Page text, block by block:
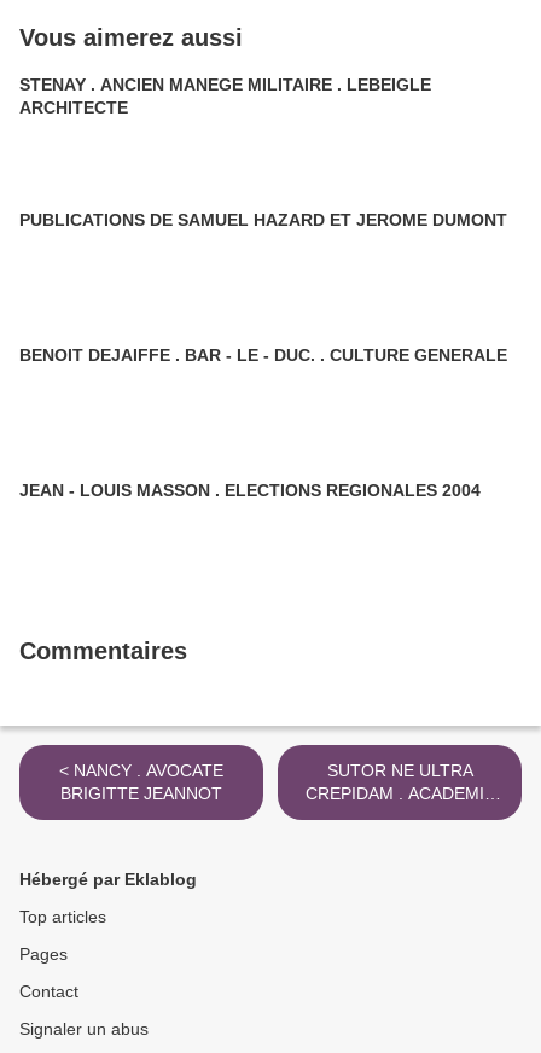
Vous aimerez aussi
STENAY . ANCIEN MANEGE MILITAIRE . LEBEIGLE
ARCHITECTE
PUBLICATIONS DE SAMUEL HAZARD ET JEROME DUMONT
BENOIT DEJAIFFE . BAR - LE - DUC. . CULTURE GENERALE
JEAN - LOUIS MASSON . ELECTIONS REGIONALES 2004
Commentaires
< NANCY . AVOCATE
BRIGITTE JEANNOT
SUTOR NE ULTRA
CREPIDAM . ACADEMIE
DE LA MEUSE . 1978 >
Hébergé par Eklablog
Top articles
Pages
Contact
Signaler un abus